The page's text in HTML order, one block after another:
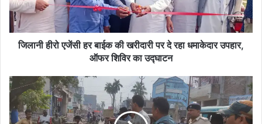
खरीदारी
पर
दे
ऑफर
शिविर
का
उद्घाटन
जिलानी हीरो एजेंसी हर बाईक की खरीदारी पर दे रहा धमाकेदार उपहार,
ऑफर शिविर का उद्घाटन
मधुबनी
शहर
हो